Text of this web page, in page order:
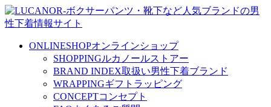
ONLINESHOPオンラインショップ
SHOPPINGルカノールストアー
BRAND INDEX取扱い男性下着ブランド
WRAPPINGギフトラッピング
CONCEPTコンセプト